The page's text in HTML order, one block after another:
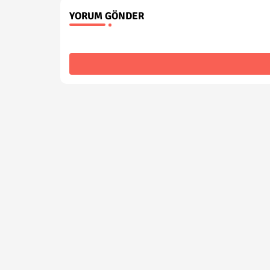
YORUM GÖNDER